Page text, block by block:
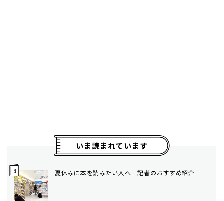
いま読まれています
夏休みに本を読みたい人へ 記者のおすすめ紹介